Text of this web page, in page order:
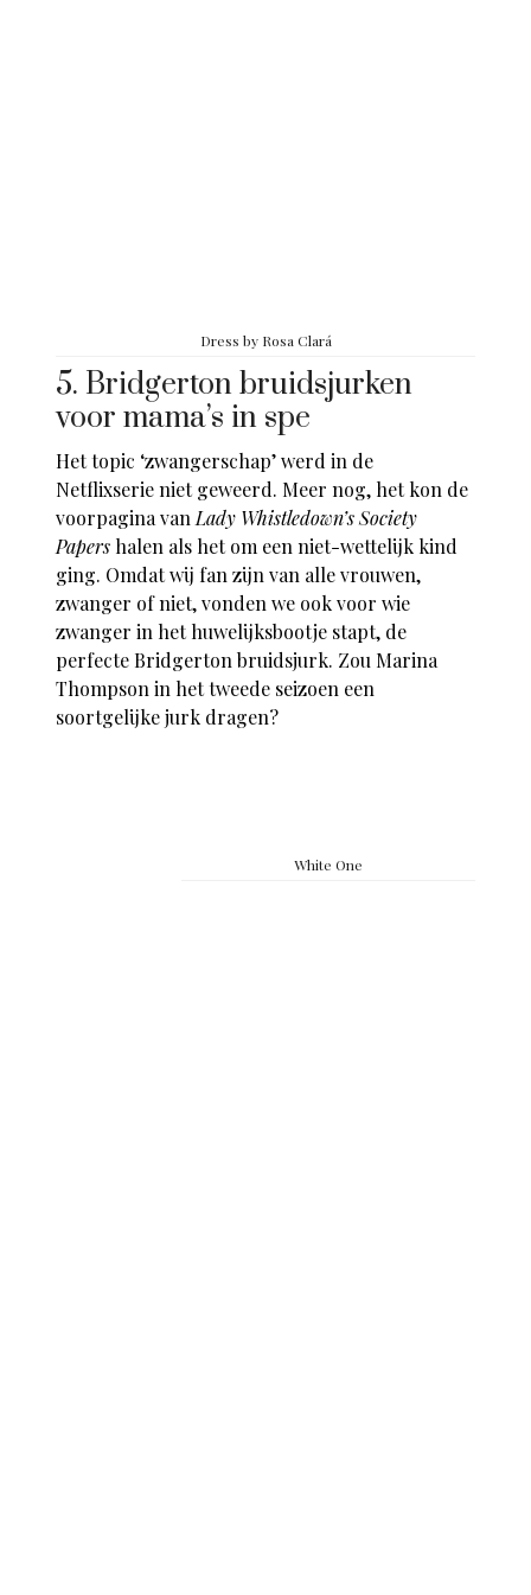
Dress by Rosa Clará
5. Bridgerton bruidsjurken
voor mama’s in spe
Het topic ‘zwangerschap’ werd in de
Netflixserie niet geweerd. Meer nog, het kon de
voorpagina van Lady Whistledown’s Society
Papers halen als het om een niet-wettelijk kind
ging. Omdat wij fan zijn van alle vrouwen,
zwanger of niet, vonden we ook voor wie
zwanger in het huwelijksbootje stapt, de
perfecte Bridgerton bruidsjurk. Zou Marina
Thompson in het tweede seizoen een
soortgelijke jurk dragen?
White One